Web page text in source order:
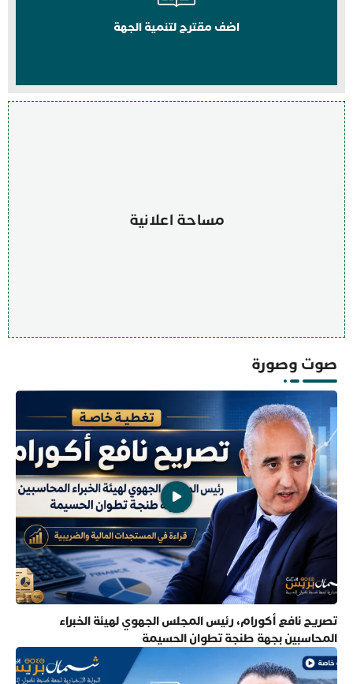
اضف مقترح لتنمية الجهة
مساحة اعلانية
صوت وصورة
تصريح نافع أكورام، رئيس المجلس الجهوي لهيئة الخبراء
المحاسبين بجهة طنجة تطوان الحسيمة